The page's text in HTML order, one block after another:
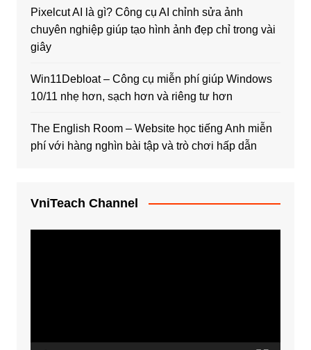
Pixelcut AI là gì? Công cụ AI chỉnh sửa ảnh
chuyên nghiệp giúp tạo hình ảnh đẹp chỉ trong vài
giây
Win11Debloat – Công cụ miễn phí giúp Windows
10/11 nhẹ hơn, sạch hơn và riêng tư hơn
The English Room – Website học tiếng Anh miễn
phí với hàng nghìn bài tập và trò chơi hấp dẫn
VniTeach Channel